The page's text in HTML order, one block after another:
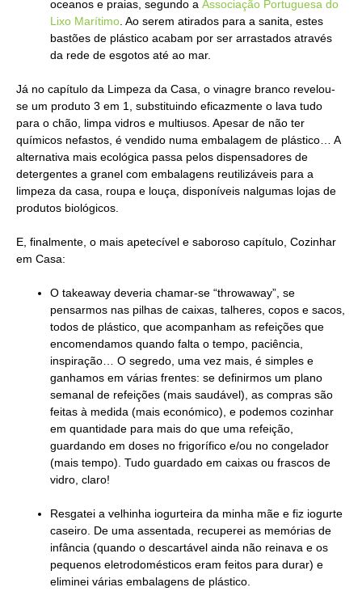
oceanos e praias, segundo a Associação Portuguesa do
Lixo Marítimo . Ao serem atirados para a sanita, estes
bastões de plástico acabam por ser arrastados através
da rede de esgotos até ao mar.
Já no capítulo da Limpeza da Casa, o vinagre branco revelou-
se um produto 3 em 1, substituindo eficazmente o lava tudo
para o chão, limpa vidros e multiusos. Apesar de não ter
químicos nefastos, é vendido numa embalagem de plástico… A
alternativa mais ecológica passa pelos dispensadores de
detergentes a granel com embalagens reutilizáveis para a
limpeza da casa, roupa e louça, disponíveis nalgumas lojas de
produtos biológicos.
E, finalmente, o mais apetecível e saboroso capítulo, Cozinhar
em Casa:
O takeaway deveria chamar-se “throwaway”, se
pensarmos nas pilhas de caixas, talheres, copos e sacos,
todos de plástico, que acompanham as refeições que
encomendamos quando falta o tempo, paciência,
inspiração… O segredo, uma vez mais, é simples e
ganhamos em várias frentes: se definirmos um plano
semanal de refeições (mais saudável), as compras são
feitas à medida (mais económico), e podemos cozinhar
em quantidade para mais do que uma refeição,
guardando em doses no frigorífico e/ou no congelador
(mais tempo). Tudo guardado em caixas ou frascos de
vidro, claro!
Resgatei a velhinha iogurteira da minha mãe e fiz iogurte
caseiro. De uma assentada, recuperei as memórias de
infância (quando o descartável ainda não reinava e os
pequenos eletrodomésticos eram feitos para durar) e
eliminei várias embalagens de plástico.